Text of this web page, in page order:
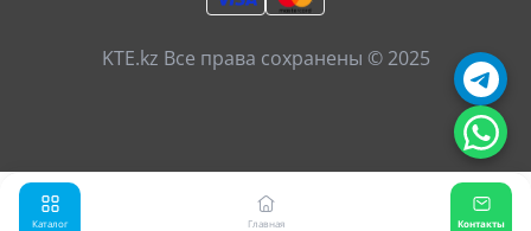
Каталог Главная Контакты
KTE.kz Все права сохранены © 2025